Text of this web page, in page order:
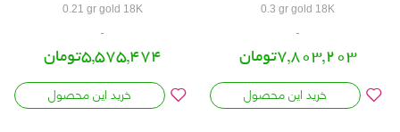
0.3 gr gold 18K
7,803,203تومان
خرید این محصول
0.21 gr gold 18K
5,575,474تومان
خرید این محصول